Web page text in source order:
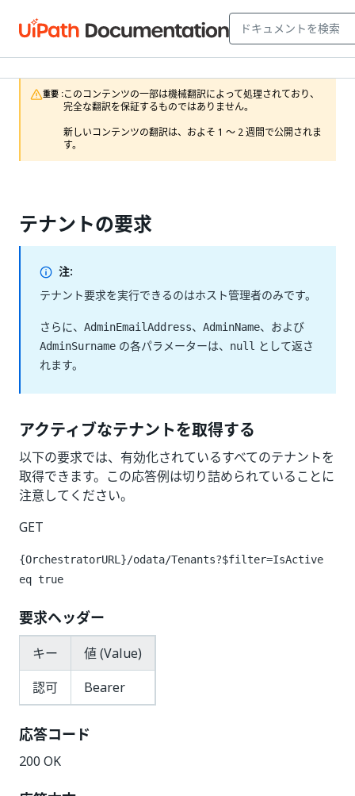
重要 :このコンテンツの一部は機械翻訳によって処理されており、
完全な翻訳を保証するものではありません。
新しいコンテンツの翻訳は、およそ 1 ～ 2 週間で公開されま
す。
テナントの要求
注:
テナント要求を実行できるのはホスト管理者のみです。
さらに、 AdminEmailAddress、 AdminName、および
AdminSurname の各パラメーターは、 null
として返さ
れます。
アクティブなテナントを取得する
以下の要求では、有効化されているすべてのテナントを
取得できます。この応答例は切り詰められていることに
注意してください。
GET
{OrchestratorURL}/odata/Tenants?$filter=IsActive
eq true
要求ヘッダー
キー
値 (Value)
認可
Bearer
応答コード
200 OK